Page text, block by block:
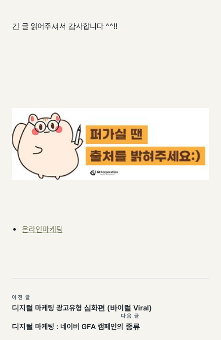
긴 글 읽어주셔서 감사합니다 ^^!!
온라인마케팅
이전 글
디지털 마케팅 광고유형 심화편 (바이럴 Viral)
다음 글
디지털 마케팅 : 네이버 GFA 캠페인의 종류